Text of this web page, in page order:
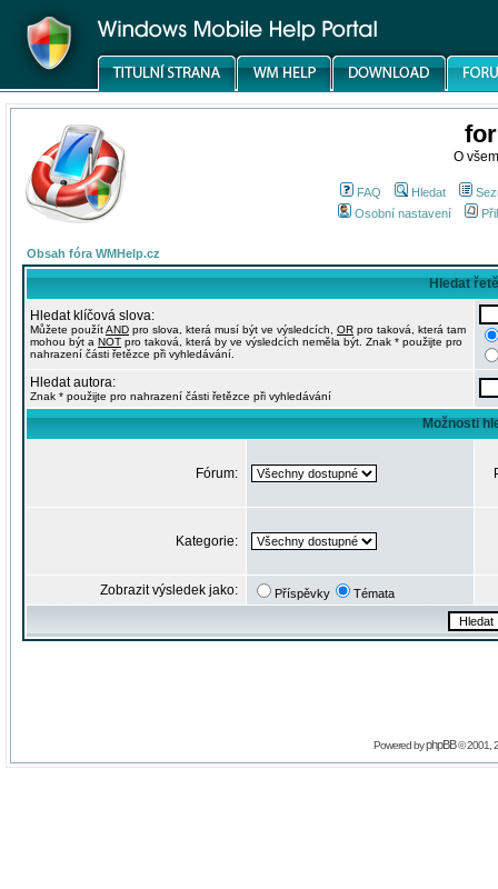
O
FAQ Hledat
Osobní nastavení
Obsah fóra WMHelp.cz
Hledat
Hledat klíčová slova:
Můžete použítAND pro slova, která musí být ve výsledcích, OR pro taková, která tam
mohou být a NOT pro taková, která by ve výsledcích neměla být. Znak * použijte pro
nahrazení části řetězce při vyhledávání.
Hledat autora:
Znak * použijte pro nahrazení části řetězce při vyhledávání
Možnosti
Fórum:
Kategorie:
Zobrazit výsledek jako: Příspěvky Témata
Powered byphpBB© 2001,